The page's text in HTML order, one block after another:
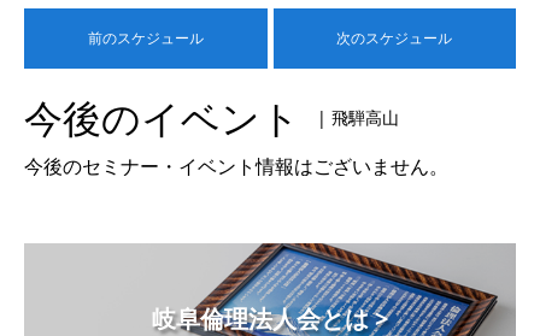
前のスケジュール 次のスケジュール
今後のイベント | 飛騨高山
今後のセミナー・イベント情報はございません。
岐阜倫理法人会とは >